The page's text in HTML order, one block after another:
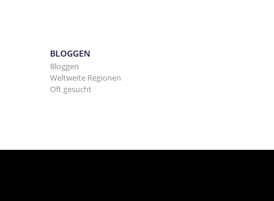
BLOGGEN
Bloggen
Weltweite Regionen
Oft gesucht